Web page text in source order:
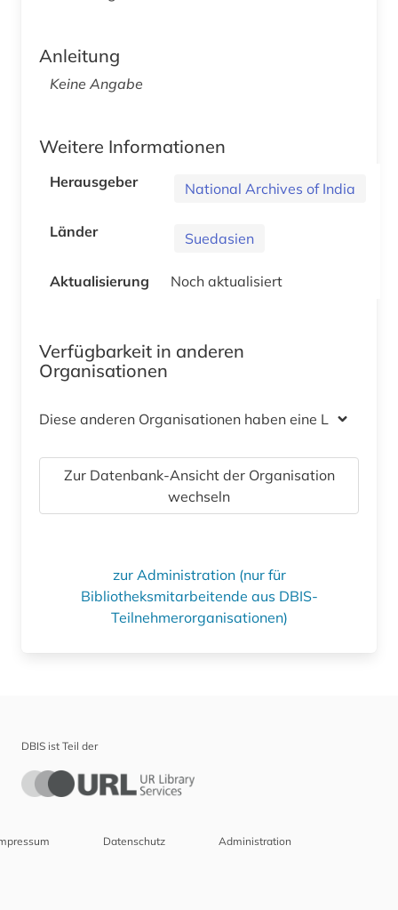
Anleitung
Keine Angabe
Weitere Informationen
Herausgeber National Archives of India
Länder Suedasien
Aktualisierung Noch aktualisiert
Verfügbarkeit in anderen
Organisationen
Diese anderen Organisationen haben eine Lizenz
Zur Datenbank-Ansicht der Organisation
wechseln
zur Administration (nur für
Bibliotheksmitarbeitende aus DBIS-
Teilnehmerorganisationen)
DBIS ist Teil der
Datenschutz Administration